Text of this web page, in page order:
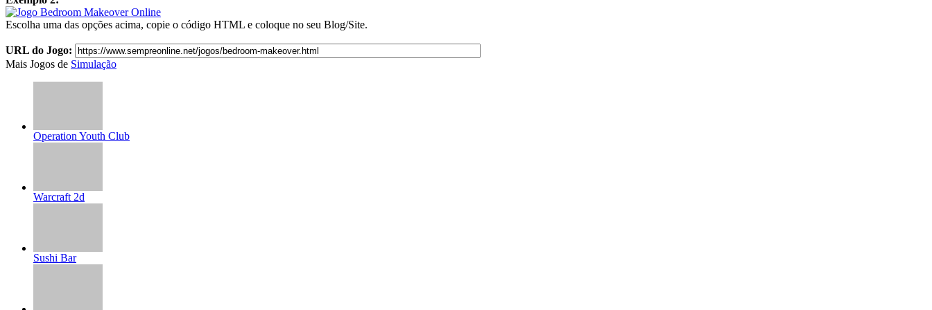
Escolha uma das opções acima, copie o código HTML e coloque no seu Blog/Site.
URL do Jogo:
Mais Jogos de Simulação
Operation Youth Club
Warcraft 2d
Sushi Bar